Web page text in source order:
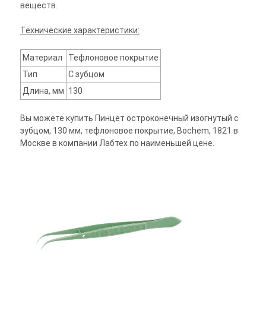
веществ.
Технические характеристики:
Материал
Тефлоновое покрытие
Тип
С зубцом
Длина, мм 130
Вы можете купить Пинцет остроконечный изогнутый с
зубцом, 130 мм, тефлоновое покрытие, Bochem, 1821 в
Москве в компании Лабтех по наименьшей цене.